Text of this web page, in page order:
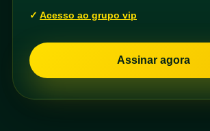
Acesso ao grupo vip
Assinar agora